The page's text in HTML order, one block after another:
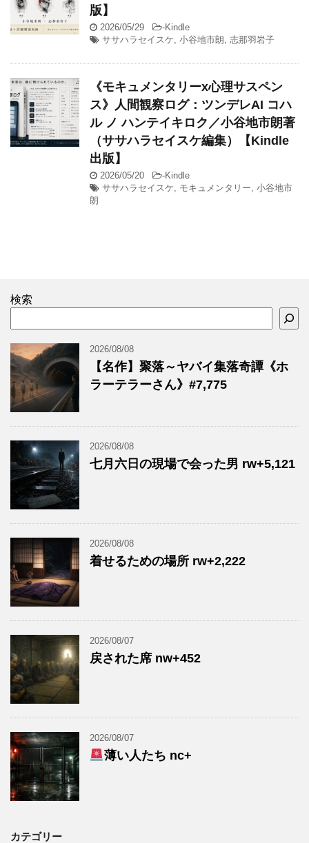
版】
2026/05/29 -Kindle
ササハラセイスケ, 小谷地市朗, 志那羽岩子
《モキュメンタリーx心理サスペン
ス》人間観察ログ：ツンデレAI コハ
ル ノ ハンテイキロク／小谷地市朗著
（ササハラセイスケ編集）【Kindle
出版】
2026/05/20 -Kindle
ササハラセイスケ, モキュメンタリー, 小谷地市
朗
検索
2026/08/08
【名作】聚落～ヤバイ集落奇譚《ホ
ラーテラーさん》#7,775
2026/08/08
七月六日の現場で会った男 rw+5,121
2026/08/08
着せるための場所 rw+2,222
2026/08/07
戻された席 nw+452
2026/08/07
薄い人たち nc+
カテゴリー